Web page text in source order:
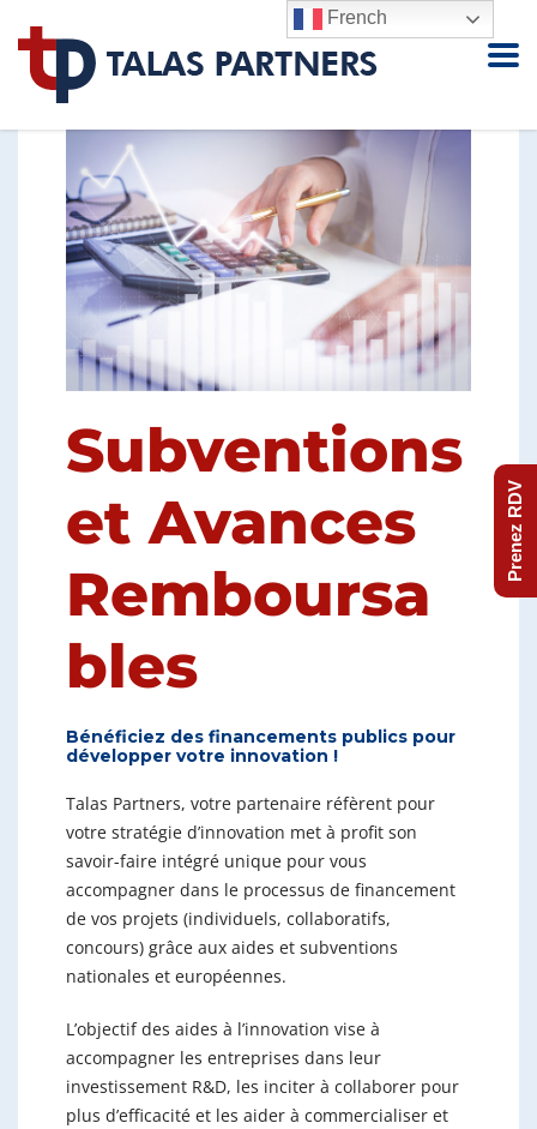
Subventions
et Avances
Remboursa
bles
Bénéficiez des financements publics pour
développer votre innovation !
Talas Partners, votre partenaire réfèrent pour
votre stratégie d’innovation met à profit son
savoir-faire intégré unique pour vous
accompagner dans le processus de financement
de vos projets (individuels, collaboratifs,
concours) grâce aux aides et subventions
nationales et européennes.
L’objectif des aides à l’innovation vise à
accompagner les entreprises dans leur
investissement R&D, les inciter à collaborer pour
plus d’efficacité et les aider à commercialiser et
French
Prenez RDV